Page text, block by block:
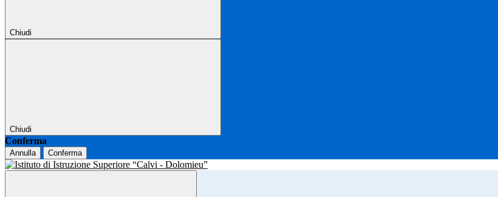
Chiudi
Chiudi
Conferma
Annulla Conferma